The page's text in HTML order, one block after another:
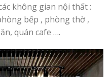
không gian nội thất :
bếp , phòng thờ ,
quán cafe ….